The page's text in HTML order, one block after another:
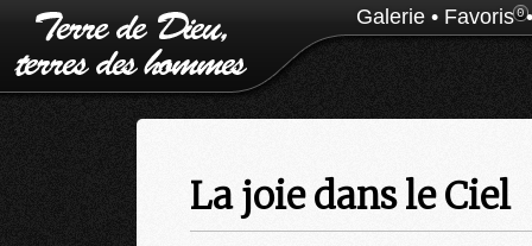
Galerie • Favoris0
La joie dans le Ciel